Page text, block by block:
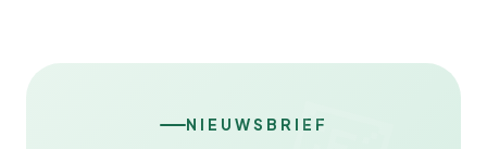
NIEUWSBRIEF